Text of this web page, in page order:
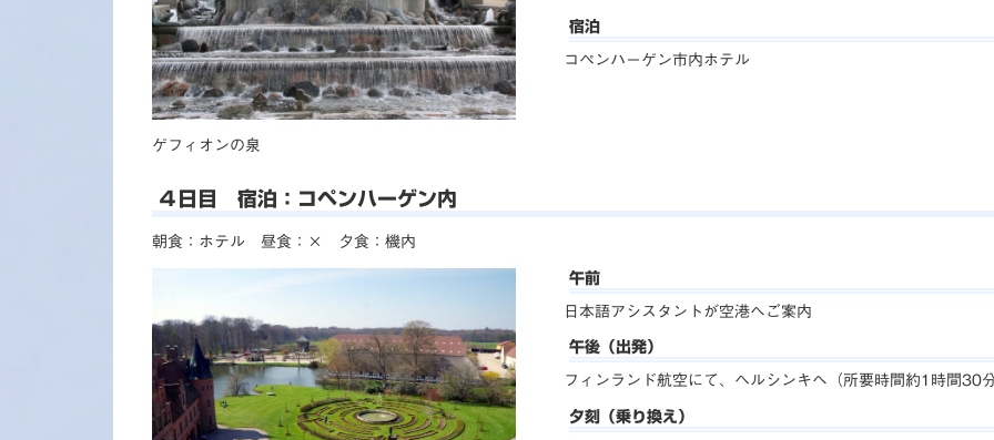
ゲフィオンの泉
宿泊
コペンハーゲン市内ホテル
４日目 宿泊：コペンハーゲン内
朝食：ホテル 昼食：× 夕食：機内
午前
日本語アシスタントが空港へご案内
午後（出発）
フィンランド航空にて、ヘルシンキへ（所要時間約1時間30
夕刻（乗り換え）